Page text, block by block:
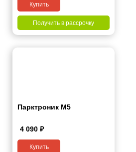
Купить
Получить в рассрочку
Парктроник М5
4 090 ₽
Купить